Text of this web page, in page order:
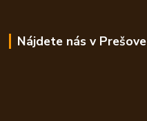
Nájdete nás v Prešove